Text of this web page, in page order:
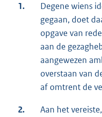
1.
Degene wiens
gegaan, doet
opgave van
aan de
aangewezen
overstaan van
af omtrent de
2.
Aan het